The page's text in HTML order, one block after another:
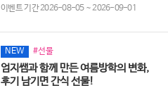
이벤트 기간 2026-08-05 ~ 2026-09-01
NEW #선물
엄지쌤과 함께 만든 여름방학의 변화,
후기 남기면 간식 선물!